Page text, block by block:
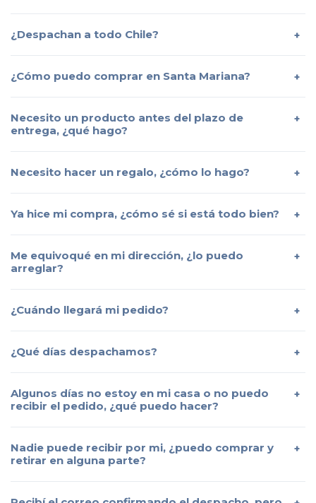
¿Despachan a todo Chile?
¿Cómo puedo comprar en Santa Mariana?
Necesito un producto antes del plazo de
entrega, ¿qué hago?
Necesito hacer un regalo, ¿cómo lo hago?
Ya hice mi compra, ¿cómo sé si está todo bien?
Me equivoqué en mi dirección, ¿lo puedo
arreglar?
¿Cuándo llegará mi pedido?
¿Qué días despachamos?
Algunos días no estoy en mi casa o no puedo
recibir el pedido, ¿qué puedo hacer?
Nadie puede recibir por mi, ¿puedo comprar y
retirar en alguna parte?